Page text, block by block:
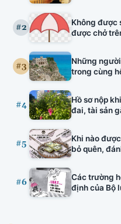
tuyên truyền
thành trong
#2
Không được
được chở
#3
Những
trong cùng
#4
Hồ sơ nộp
đai, tài sản
#5
Khi nào
bỏ quên,
#6
Các trường
định của Bộ